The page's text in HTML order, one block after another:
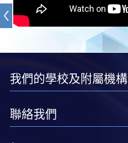
我們的學校及附屬機構
聯絡我們